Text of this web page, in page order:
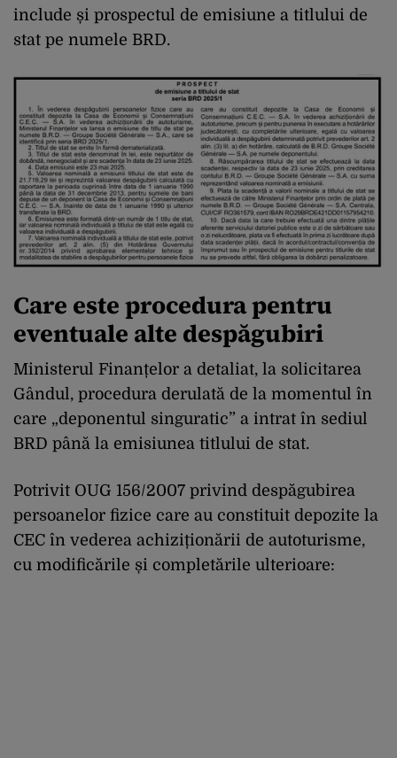
include și prospectul de emisiune a titlului de
stat pe numele BRD.
Care este procedura pentru
eventuale alte despăgubiri
Ministerul Finanțelor a detaliat, la solicitarea
Gândul, procedura derulată de la momentul în
care „deponentul singuratic” a intrat în sediul
BRD până la emisiunea titlului de stat.
Potrivit OUG 156/2007 privind despăgubirea
persoanelor fizice care au constituit depozite la
CEC în vederea achiziționării de autoturisme,
cu modificările și completările ulterioare: